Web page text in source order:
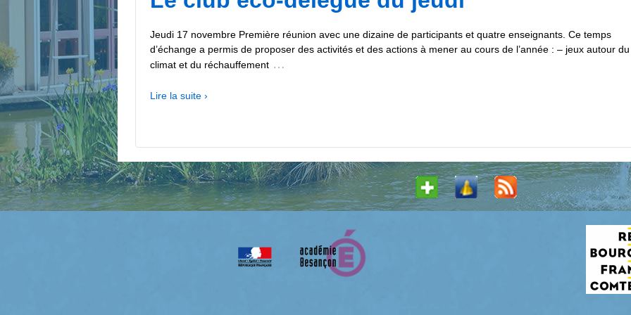
Jeudi 17 novembre Première réunion avec une dizaine de participants et quatre enseignants. Ce temps
d’échange a permis de proposer des activités et des actions à mener au cours de l’année : – jeux autour du
climat et du réchauffement …
Lire la suite ›